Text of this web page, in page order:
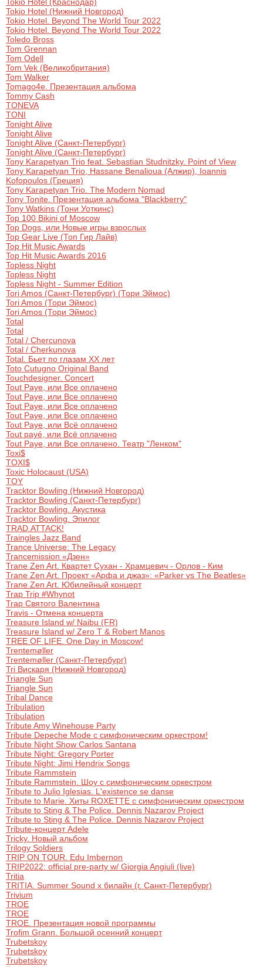
Tokio Hotel (Нижний Новгород)
Tokio Hotel. Beyond The World Tour 2022
Tokio Hotel. Beyond The World Tour 2022
Toledo Bross
Tom Grennan
Tom Odell
Tom Vek (Великобритания)
Tom Walker
Tomago4e. Презентация альбома
Tommy Cash
TONEVA
TONI
Tonight Alive
Tonight Alive
Tonight Alive (Санкт-Петербург)
Tonight Alive (Санкт-Петербург)
Tony Karapetyan Trio feat. Sebastian Studnitzky. Point of View
Tony Karapetyan Trio, Hassane Benalioua (Алжир), Ioannis
Kofopoulos (Греция)
Tony Karapetyan Trio. The Modern Nomad
Tony Tonite. Презентация альбома "Blackberry"
Tony Watkins (Тони Уоткинс)
Top 100 Bikini of Moscow
Top Dogs, или Новые игры взрослых
Top Gear Live (Топ Гир Лайв)
Top Hit Music Awards
Top Hit Music Awards 2016
Topless Night
Topless Night
Topless Night - Summer Edition
Tori Amos (Санкт-Петербург) (Тори Эймос)
Tori Amos (Тори Эймос)
Tori Amos (Тори Эймос)
Total
Total
Total / Chercunova
Total / Cherkunova
Total. Бьет по глазам ХХ лет
Toto Cutugno Original Band
Touchdesigner. Concert
Tout Paye, или Все оплачено
Tout Paye, или Все оплачено
Tout Paye, или Все оплачено
Tout Paye, или Все оплачено
Tout Paye, или Всё оплачено
Tout payé, или Всё оплачено
Tout Paye, или Все оплачено. Театр "Ленком"
Toxi$
TOXI$
Toxic Holocaust (USA)
TOY
Tracktor Bowling (Нижний Новгород)
Tracktor Bowling (Санкт-Петербург)
Tracktor Bowling. Акустика
Tracktor Bowling. Эпилог
TRAD.ATTACK!
Traingles Jazz Band
Trance Universe: The Legacy
Trancemission «Дзен»
Trane Zen Art. Квартет Сухан - Храмцевич - Орлов - Ким
Trane Zen Art. Проект «Арфа и джаз»: «Parker vs The Beatles»
Trane Zen Art. Юбилейный концерт
Trap Trip #Whynot
Trap Святого Валентина
Travis - Отмена концерта
Treasure Island w/ Naibu (FR)
Treasure Island w/ Zero T & Robert Manos
TREE OF LIFE. One Day in Moscow!
Trentemøller
Trentemøller (Санкт-Петербург)
Tri Вискаря (Нижний Новгород)
Triangle Sun
Triangle Sun
Tribal Dance
Tribulation
Tribulation
Tribute Amy Winehouse Party
Tribute Depeche Mode с симфоническим оркестром!
Tribute Night Show Carlos Santana
Tribute Night: Gregory Porter
Tribute Night: Jimi Hendrix Songs
Tribute Rammstein
Tribute Rammstein. Шоу с симфоническим оркестром
Tribute to Julio Iglesias. L'existence se danse
Tribute to Marie. Хиты ROXETTE с симфоническим оркестром
Tribute to Sting & The Police. Dennis Nazarov Project
Tribute to Sting & The Police. Dennis Nazarov Project
Tribute-концерт Adele
Tricky. Новый альбом
Trilogy Soldiers
TRIP ON TOUR. Edu Imbernon
TRIP2022: official pre-party w/ Giorgia Angiuli (live)
Tritia
TRITIA. Summer Sound х билайн (г. Санкт-Петербург)
Trivium
TROE
TROE
TROE. Презентация новой программы
Trofim Grann. Большой осенний концерт
Trubetskoy
Trubetskoy
Trubetskoy